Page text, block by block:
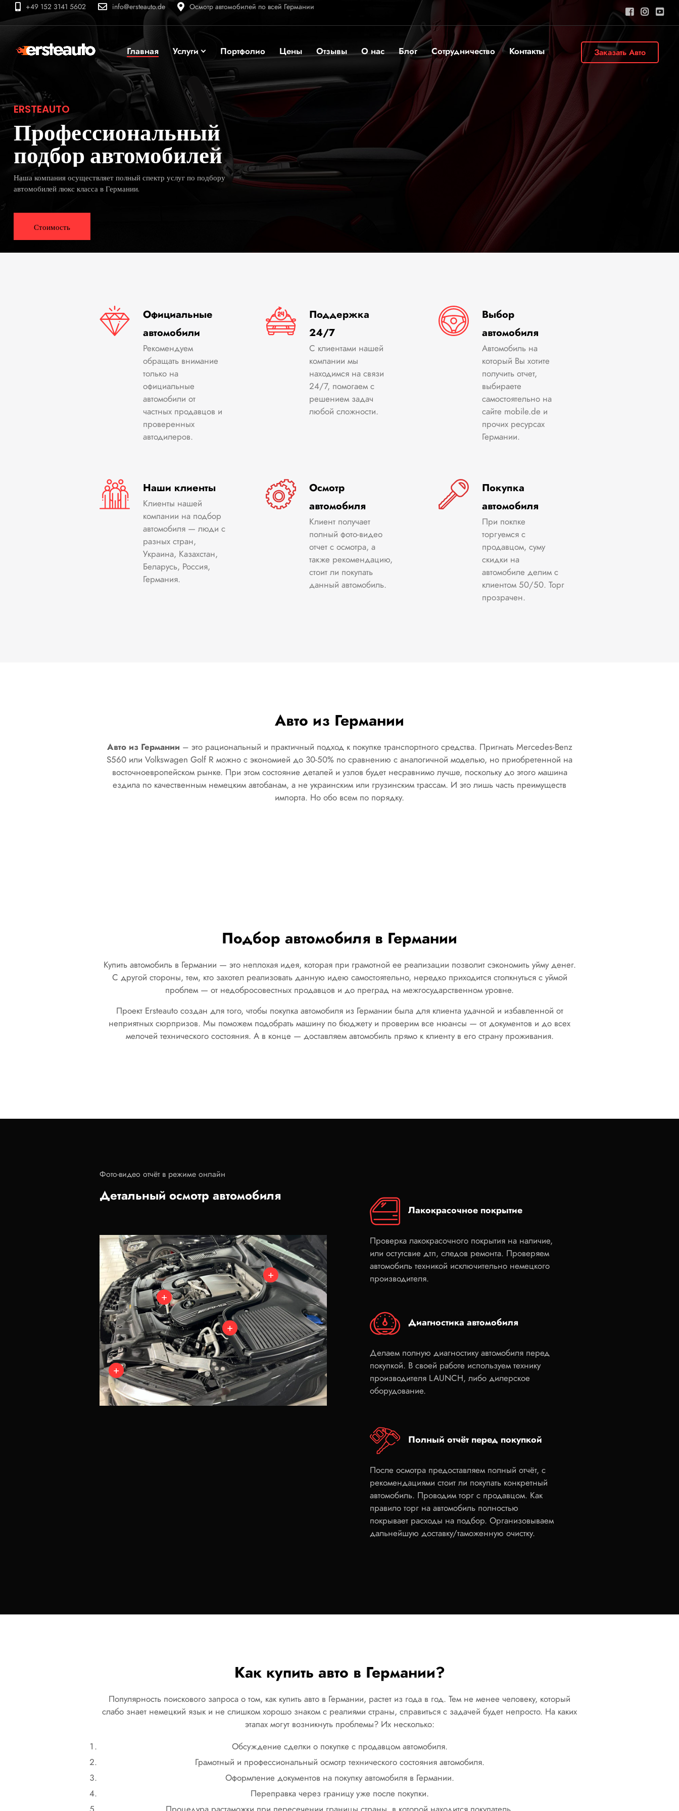
+49 152 3141 5602 info@ersteauto.de Осмотр автомобилей по всей Германии
Главная Услуги Портфолио Цены Отзывы О нас Блог Сотрудничество Контакты Заказать Авто
Профессиональный
подбор автомобилей
Стоимость
Наша компания осуществляет полный спектр услуг по подбору
автомобилей люкс класса в Германии.
ERSTEAUTO
Официальные
автомобили
Рекомендуем
обращать внимание
только на
официальные
автомобили от
частных продавцов и
проверенных
автодилеров.
Поддержка
24/7
С клиентами нашей
компании мы
находимся на связи
24/7, помогаем с
решением задач
любой сложности.
Выбор
автомобиля
Автомобиль на
который Вы хотите
получить отчет,
выбираете
самостоятельно на
сайте mobile.de и
прочих ресурсах
Германии.
Наши клиенты
Клиенты нашей
компании на подбор
автомобиля — люди с
разных стран,
Украина, Казахстан,
Беларусь, Россия,
Германия.
Осмотр
автомобиля
Клиент получает
полный фото-видео
отчет с осмотра, а
также рекомендацию,
стоит ли покупать
данный автомобиль.
Покупка
автомобиля
При покпке
торгуемся с
продавцом, суму
скидки на
автомобиле делим с
клиентом 50/50. Торг
прозрачен.
Авто из Германии
Авто из Германии – это рациональный и практичный подход к покупке транспортного средства. Пригнать Mercedes-Benz
S560 или Volkswagen Golf R можно с экономией до 30-50% по сравнению с аналогичной моделью, но приобретенной на
восточноевропейском рынке. При этом состояние деталей и узлов будет несравнимо лучше, поскольку до этого машина
ездила по качественным немецким автобанам, а не украинским или грузинским трассам. И это лишь часть преимуществ
импорта. Но обо всем по порядку.
Подбор автомобиля в Германии
Купить автомобиль в Германии — это неплохая идея, которая при грамотной ее реализации позволит сэкономить уйму денег.
С другой стороны, тем, кто захотел реализовать данную идею самостоятельно, нередко приходится столкнуться с уймой
проблем — от недобросовестных продавцов и до преград на межгосударственном уровне.
Проект Ersteauto создан для того, чтобы покупка автомобиля из Германии была для клиента удачной и избавленной от
неприятных сюрпризов. Мы поможем подобрать машину по бюджету и проверим все нюансы — от документов и до всех
мелочей технического состояния. А в конце — доставляем автомобиль прямо к клиенту в его страну проживания.
Фото-видео отчёт в режиме онлайн
Детальный осмотр автомобиля
Лакокрасочное покрытие
Проверка лакокрасочного покрытия на наличие,
или остутсвие дтп, следов ремонта. Проверяем
автомобиль техникой исключительно немецкого
производителя.
Диагностика автомобиля
Делаем полную диагностику автомобиля перед
покупкой. В своей работе используем технику
производителя LAUNCH, либо дилерское
оборудование.
Полный отчёт перед покупкой
После осмотра предоставляем полный отчёт, с
рекомендациями стоит ли покупать конкретный
автомобиль. Проводим торг с продавцом. Как
правило торг на автомобиль полностью
покрывает расходы на подбор. Организовываем
дальнейшую доставку/таможенную очистку.
Как купить авто в Германии?
Популярность поискового запроса о том, как купить авто в Германии, растет из года в год. Тем не менее человеку, который
слабо знает немецкий язык и не слишком хорошо знаком с реалиями страны, справиться с задачей будет непросто. На каких
этапах могут возникнуть проблемы? Их несколько:
Обсуждение сделки о покупке с продавцом автомобиля.
Грамотный и профессиональный осмотр технического состояния автомобиля.
Оформление документов на покупку автомобиля в Германии.
Переправка через границу уже после покупки.